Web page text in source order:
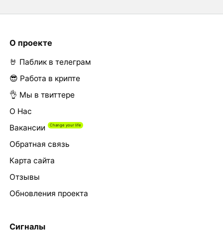
О проекте
🤘 Паблик в телеграм
😎 Работа в крипте
👌 Мы в твиттере
О Нас
Вакансии
Обратная связь
Карта сайта
Отзывы
Обновления проекта
Сигналы